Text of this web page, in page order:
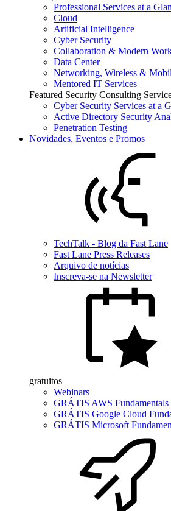
Professional Services at a
Cloud
Artificial Intelligence
Cyber Security
Collaboration & Modern
Data Center
Networking, Wireless &
Mentored IT Services
Featured Security Consulting
Cyber Security Services at a
Active Directory Security
Penetration Testing
Novidades, Eventos e Promos
TechTalk - Blog da Fast Lane
Fast Lane Press Releases
Arquivo de notícias
Inscreva-se na Newsletter
gratuitos
Webinars
GRÁTIS AWS Fundamentals
GRÁTIS Google Cloud
GRÁTIS Microsoft